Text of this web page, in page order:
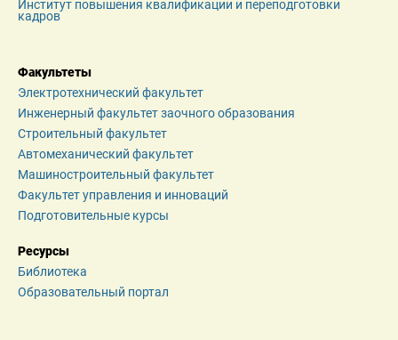
Институт повышения квалификации и переподготовки
кадров
Факультеты
Электротехнический факультет
Инженерный факультет заочного образования
Строительный факультет
Автомеханический факультет
Машиностроительный факультет
Факультет управления и инноваций
Подготовительные курсы
Ресурсы
Библиотека
Образовательный портал